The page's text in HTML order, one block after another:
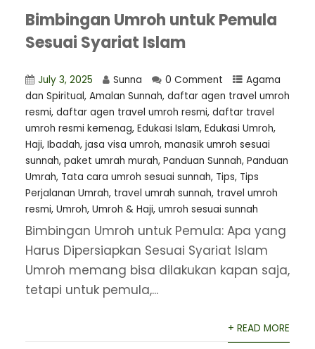
Bimbingan Umroh untuk Pemula
Sesuai Syariat Islam
July 3, 2025 Sunna 0 Comment
Agama
dan Spiritual, Amalan Sunnah, daftar agen travel umroh
resmi, ⁠daftar agen travel umroh resmi, daftar travel
umroh resmi kemenag, Edukasi Islam, Edukasi Umroh,
Haji, Ibadah, jasa visa umroh, manasik umroh sesuai
sunnah, paket umrah murah, Panduan Sunnah, Panduan
Umrah, Tata cara umroh sesuai sunnah, Tips, Tips
Perjalanan Umrah, travel umrah sunnah, travel umroh
resmi, Umroh, Umroh & Haji, umroh sesuai sunnah
Bimbingan Umroh untuk Pemula: Apa yang
Harus Dipersiapkan Sesuai Syariat Islam
Umroh memang bisa dilakukan kapan saja,
tetapi untuk pemula,...
+ READ MORE